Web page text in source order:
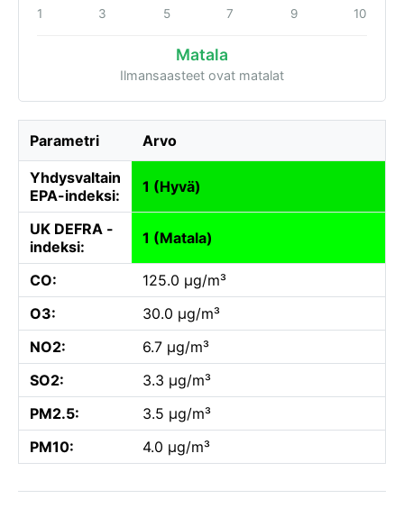
1 3 5 7 9 10
Matala
Ilmansaasteet ovat matalat
Parametri Arvo
Yhdysvaltain
EPA-indeksi:
1 (Hyvä)
UK DEFRA -
indeksi:
1 (Matala)
CO:
125.0 µg/m³
O3:
30.0 µg/m³
NO2:
6.7 µg/m³
SO2:
3.3 µg/m³
PM2.5:
3.5 µg/m³
PM10:
4.0 µg/m³